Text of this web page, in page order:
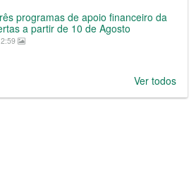
programas de apoio financeiro da
a partir de 10 de Agosto
Ver todos